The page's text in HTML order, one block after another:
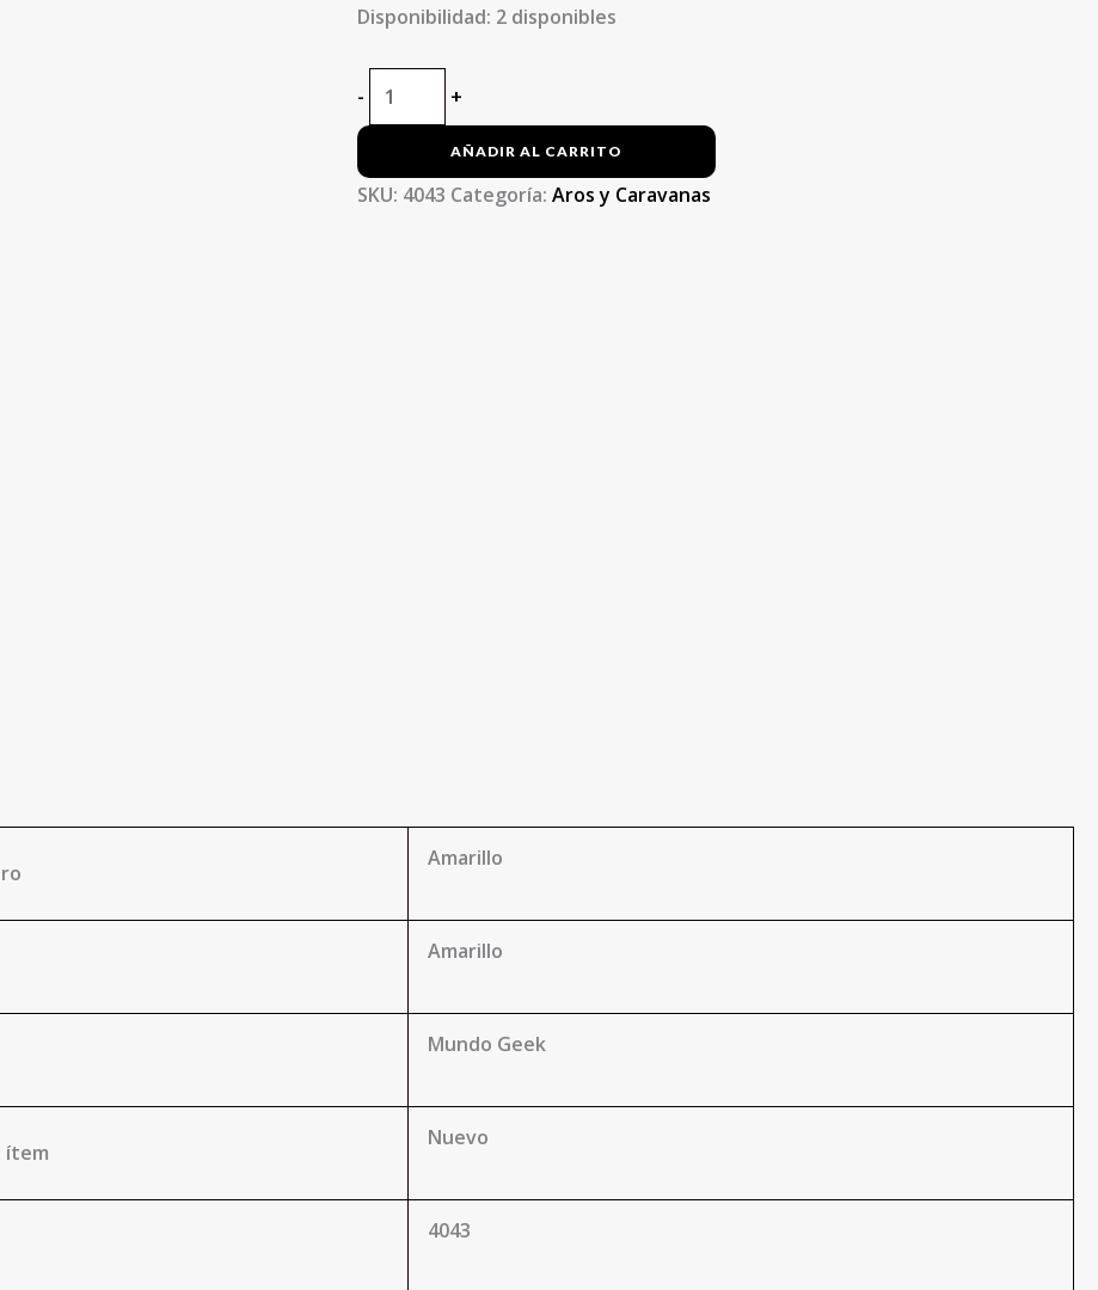
Disponibilidad: 2 disponibles
- +
AÑADIR AL CARRITO
SKU: 4043 Categoría:Aros y Caravanas
Amarillo
Amarillo
Mundo Geek
ítem
Nuevo
4043